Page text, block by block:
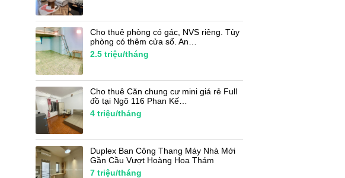
Cho thuê phòng có gác, NVS riêng. Tùy
phòng có thêm cửa sổ. An…
2.5 triệu/tháng
Cho thuê Căn chung cư mini giá rẻ Full
đồ tại Ngõ 116 Phan Kế…
4 triệu/tháng
Duplex Ban Công Thang Máy Nhà Mới
Gần Cầu Vượt Hoàng Hoa Thám
7 triệu/tháng